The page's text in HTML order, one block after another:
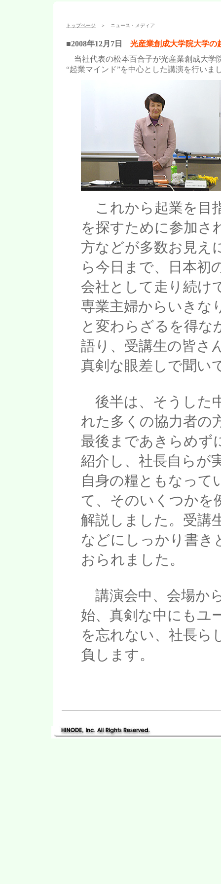
トップページ ＞ ニュース・メディア
■2008年12月7日 光産業創成大学院大学の
当社代表の松本百合子が光産業創成大学
“起業マインド”を中心とした講演を行いま
これから起業を目
を探すために参加さ
方などが多数お見え
ら今日まで、日本初
会社として走り続け
専業主婦からいきな
と変わらざるを得な
語り、受講生の皆さ
真剣な眼差しで聞い
後半は、そうした
れた多くの協力者の
最後まであきらめず
紹介し、社長自らが
自身の糧ともなって
て、そのいくつかを
解説しました。受講
などにしっかり書き
おられました。
講演会中、会場か
始、真剣な中にもユ
を忘れない、社長ら
負します。